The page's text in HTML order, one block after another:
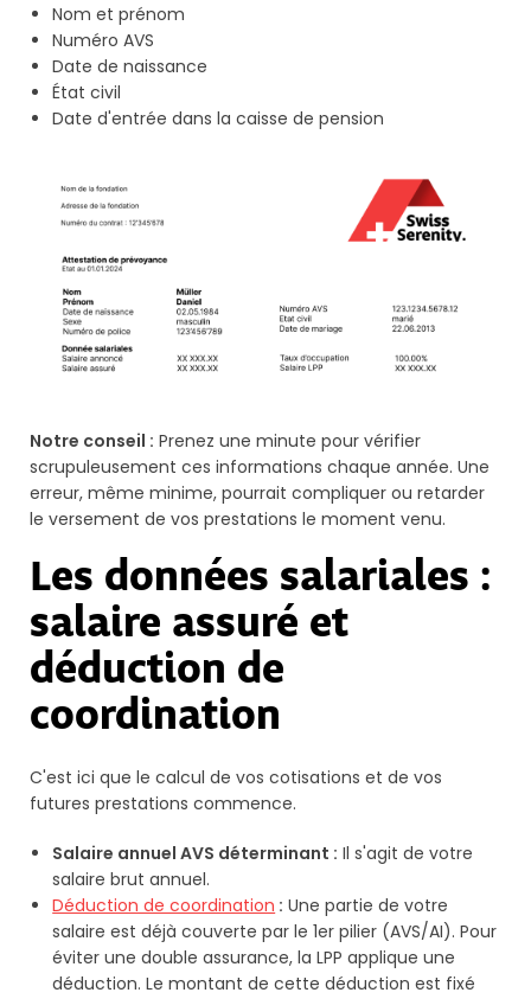
Nom et prénom
Numéro AVS
Date de naissance
État civil
Date d'entrée dans la caisse de pension
Notre conseil : Prenez une minute pour vérifier
scrupuleusement ces informations chaque année. Une
erreur, même minime, pourrait compliquer ou retarder
le versement de vos prestations le moment venu.
Les données salariales :
salaire assuré et
déduction de
coordination
C'est ici que le calcul de vos cotisations et de vos
futures prestations commence.
Salaire annuel AVS déterminant : Il s'agit de votre
salaire brut annuel.
Déduction de coordination : Une partie de votre
salaire est déjà couverte par le 1er pilier (AVS/AI). Pour
éviter une double assurance, la LPP applique une
déduction. Le montant de cette déduction est fixé